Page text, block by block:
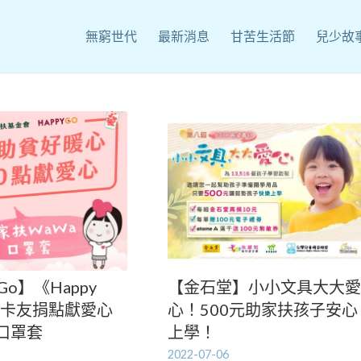
無窮世代 最新消息 甘苦生活節 兒少故
】《Happy
友捐點獻愛心
罩套
【金石堂】小小文具大大愛
心！500元助家扶孩子安心
上學！
2022-07-06